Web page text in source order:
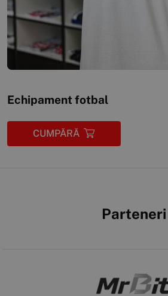
Echipament fotbal
CUMPĂRĂ
Parteneri